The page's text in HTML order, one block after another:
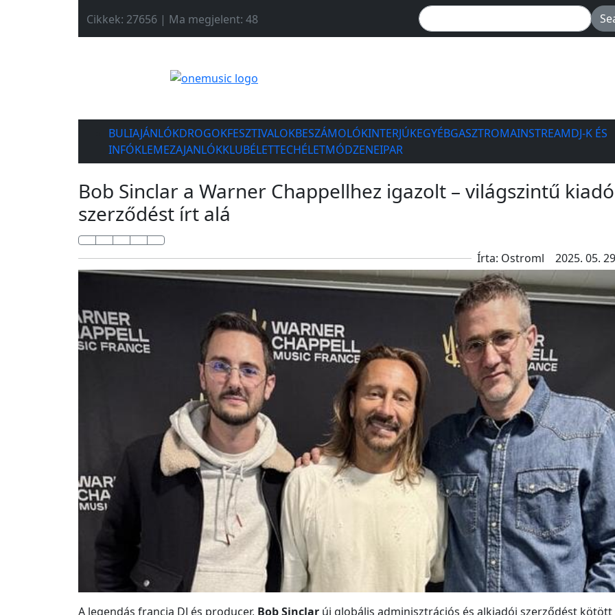
Cikkek: 27656 | Ma megjelent: 48
BULIAJÁNLÓKDROGOKFESZTIVALOKBESZÁMOLÓKINTERJÚKEGYÉBGASZTROMAINSTREAMDJ-K ÉS
INFÓKLEMEZAJANLÓKKLUBÉLETTECHÉLETMÓDZENEIPAR
Bob Sinclar a Warner Chappellhez igazolt – világszintű
szerződést írt alá
Írta: Ostroml 2025. 05.
A legendás francia DJ és producer, Bob Sinclar új globális adminisztrációs és alkiadói szerződést kötött